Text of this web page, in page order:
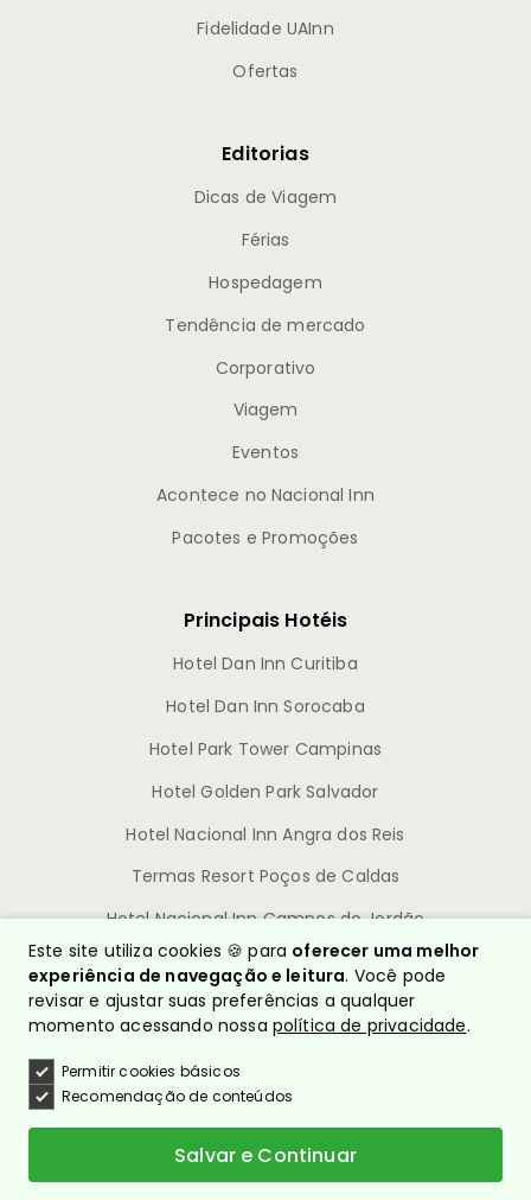
Fidelidade UAInn
Ofertas
Editorias
Dicas de Viagem
Férias
Hospedagem
Tendência de mercado
Corporativo
Viagem
Eventos
Acontece no Nacional Inn
Pacotes e Promoções
Principais Hotéis
Hotel Dan Inn Curitiba
Hotel Dan Inn Sorocaba
Hotel Park Tower Campinas
Hotel Golden Park Salvador
Hotel Nacional Inn Angra dos Reis
Termas Resort Poços de Caldas
Hotel Nacional Inn Campos do Jordão
© Nacional Inn Hotéis
CNPJ: 10.628.960/0001-54
Política de Privacidade
Quem somos?
Este site utiliza cookies 🍪 para oferecer uma melhor
experiência de navegação e leitura. Você pode
revisar e ajustar suas preferências a qualquer
momento acessando nossa política de privacidade.
Permitir cookies básicos
Recomendação de conteúdos
Salvar e Continuar